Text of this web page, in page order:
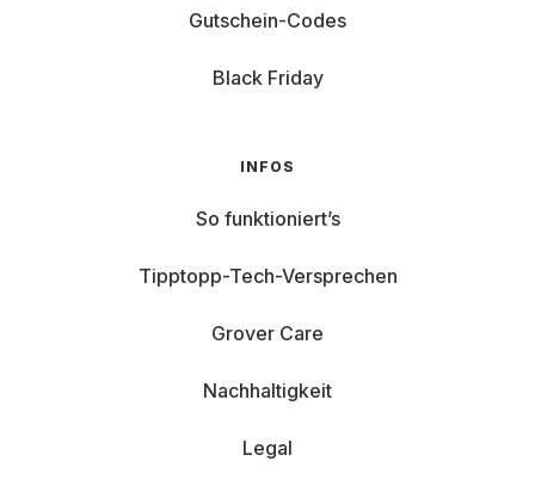
Gutschein-Codes
Black Friday
INFOS
So funktioniert’s
Tipptopp-Tech-Versprechen
Grover Care
Nachhaltigkeit
Legal